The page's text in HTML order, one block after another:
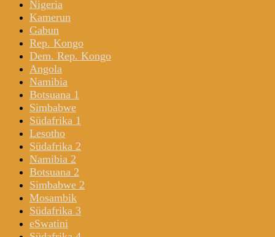
Nigeria
Kamerun
Gabun
Rep. Kongo
Dem. Rep. Kongo
Angola
Namibia
Botsuana 1
Simbabwe
Südafrika 1
Lesotho
Südafrika 2
Namibia 2
Botsuana 2
Simbabwe 2
Mosambik
Südafrika 3
eSwatini